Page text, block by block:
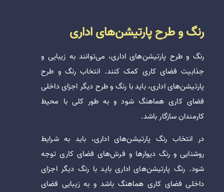
رنگ و طرح پارتیشن‌های اداری
رنگ و طرح پارتیشن‌های اداری، می‌توانند به زیبایی و
جذابیت فضای کاری کمک کنند. انتخاب رنگ و طرح
پارتیشن‌های اداری، باید با رنگ و طرح دیگر اجزای داخلی
فضای کاری هماهنگ شود و به طور کلی با محیط
کارمندان سازگار باشد.
در انتخاب رنگ پارتیشن‌های اداری، باید به شرایط
روشنایی و رنگ دیوارها و فرش‌های فضای کاری توجه
شود. رنگ پارتیشن‌های اداری باید با رنگ دیگر اجزای
داخلی فضای کاری هماهنگ باشد و به زیبایی فضای